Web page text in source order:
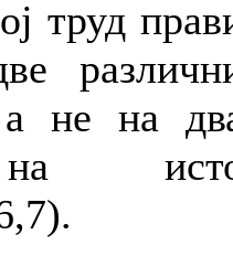
труд
не на